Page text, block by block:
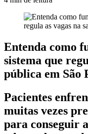
Entenda como
sistema que
pública em São
Pacientes
muitas vezes
para conseguir